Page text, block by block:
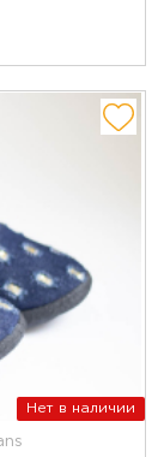
Нет в наличии